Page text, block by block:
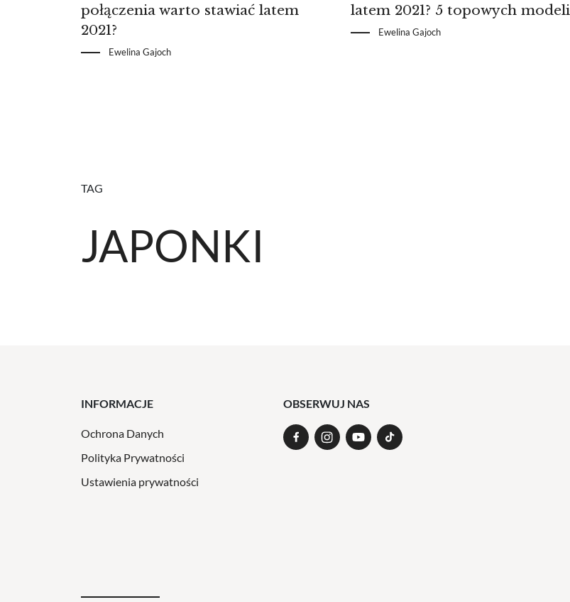
połączenia warto stawiać latem
2021?
Ewelina Gajoch
latem 2021? 5 topowych modeli
Ewelina Gajoch
TAG
JAPONKI
INFORMACJE
Ochrona Danych
Polityka Prywatności
Ustawienia prywatności
OBSERWUJ NAS